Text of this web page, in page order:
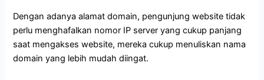
Dengan adanya alamat domain, pengunjung website tidak
perlu menghafalkan nomor IP server yang cukup panjang
saat mengakses website, mereka cukup menuliskan nama
domain yang lebih mudah diingat.